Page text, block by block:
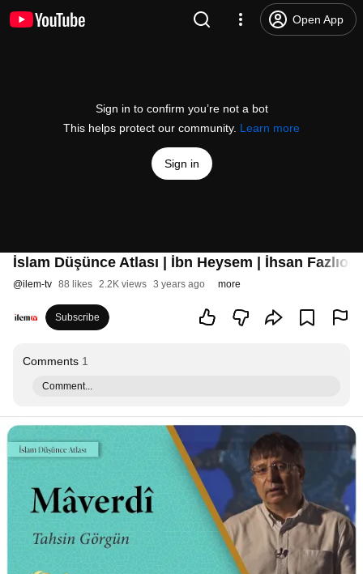
Open App
Sign in to confirm you’re not a bot
This helps protect our community. Learn more
Sign in
İslam Düşünce Atlası | İbn Heysem | İhsan
@ilem-tv 88 likes 2.2K views 3 years ago more
Subscribe
Comments 1
Comment...